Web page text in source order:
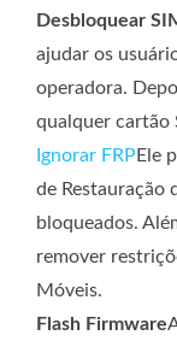
Desbloquear
ajudar os
operadora.
qualquer cartão
Ignorar FRPEle
de Restauração
bloqueados.
remover
Móveis.
Flash Firmware